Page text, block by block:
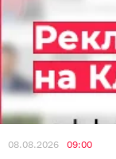
08.08.2026 09:00